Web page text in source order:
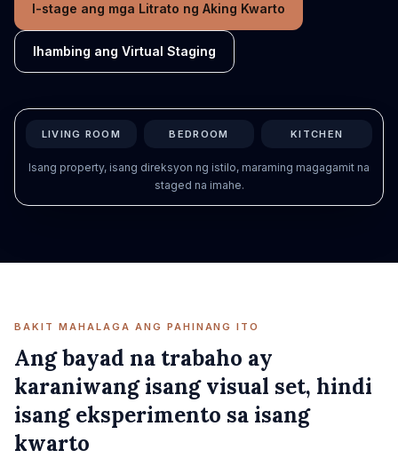
Presyo
Pro
Mag-sign in
I-stage ang mga Litrato ng Aking Kwarto
Ihambing ang Virtual Staging
LIVING ROOM BEDROOM KITCHEN
Isang property, isang direksyon ng istilo, maraming magagamit na
staged na imahe.
BAKIT MAHALAGA ANG PAHINANG ITO
Ang bayad na trabaho ay
karaniwang isang visual set, hindi
isang eksperimento sa isang
kwarto